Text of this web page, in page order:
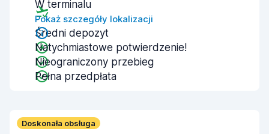
W terminalu
Pokaż szczegóły lokalizacji
Średni depozyt
Natychmiastowe potwierdzenie!
Nieograniczony przebieg
Pełna przedpłata
Doskonała obsługa